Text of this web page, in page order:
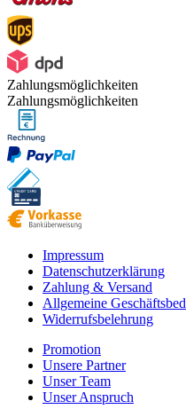
Zahlungsmöglichkeiten
Zahlungsmöglichkeiten
Impressum
Datenschutzerklärung
Zahlung & Versand
Allgemeine
Widerrufsbelehrung
Promotion
Unsere Partner
Unser Team
Unser Anspruch